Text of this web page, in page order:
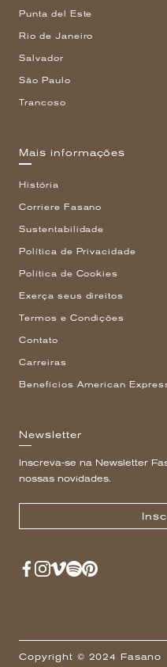
Punta del Este
Rio de Janeiro
Salvador
São Paulo
Trancoso
Mais informações
História
Corriere Fasano
Sustentabilidade
Política de Privacidade
Política de Cookies
Exerça seus direitos
Termos e Condições
Contato
Carreiras
Benefícios American
Newsletter
Inscreva-se na Newsletter
nossas novidades.
Copyright © 2024 Fasano